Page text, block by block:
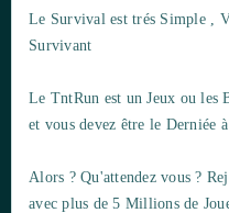
Le Survival est trés Simple ,
Survivant
Le TntRun est un Jeux ou les
et vous devez être le Derniée
Alors ? Qu'attendez vous ?
avec plus de 5 Millions de